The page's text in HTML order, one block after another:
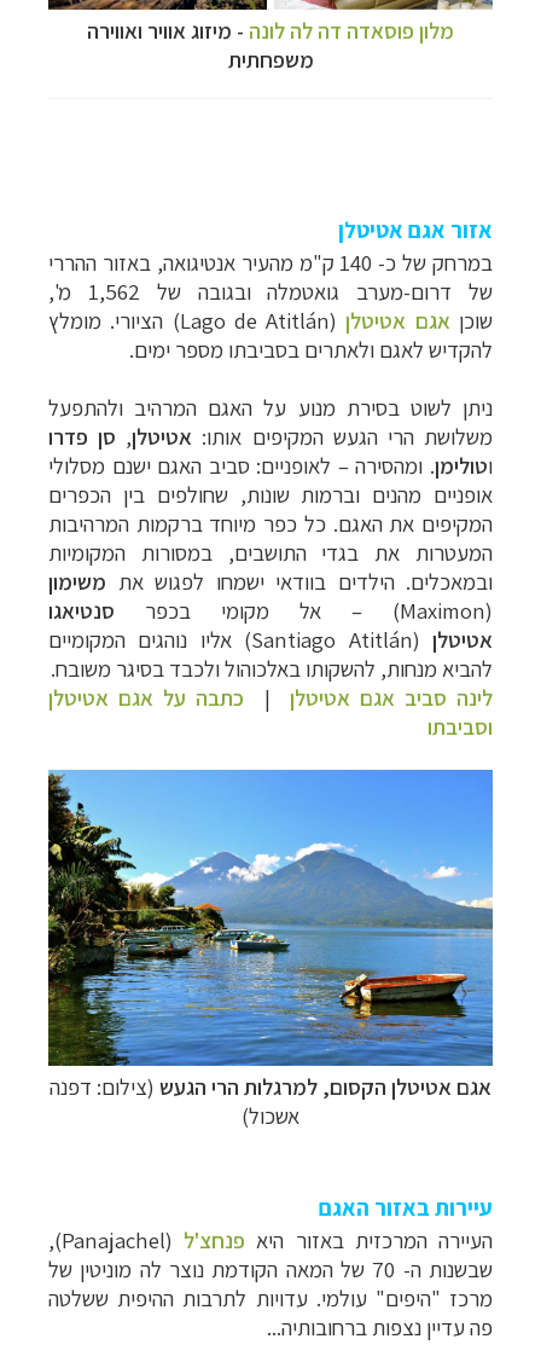
מלון פוסאדה דה לה לונה - מיזוג אוויר ואווירה
משפחתית
אזור אגם אטיטלן
במרחק של כ- 140 ק"מ מהעיר אנטיגואה, באזור ההררי
של דרום-מערב גואטמלה ובגובה של 1,562 מ',
שוכן אגם אטיטלן(
Lago de Atitlán) הציורי. מומלץ
להקדיש לאגם ולאתרים בסביבתו מספר ימים.
ניתן לשוט בסירת מנוע על האגם המרהיב ולהתפעל
משלושת הרי הגעש המקיפים אותו: אטיטלן, סן פדרו
וטולימן. ומהסירה – לאופניים: סביב האגם ישנם מסלולי
אופניים מהנים וברמות שונות, שחולפים בין הכפרים
המקיפים את האגם. כל כפר מיוחד ברקמות המרהיבות
המעטרות את בגדי התושבים, במסורות המקומיות
ובמאכלים. הילדים בוודאי ישמחו לפגוש את משימון
(
Maximon) – אל מקומי בכפר סנטיאגו
אטיטלן(Santiago
Atitlán
) אליו נוהגים המקומיים
להביא מנחות, להשקותו באלכוהול ולכבד בסיגר משובח.
לינה סביב אגם אטיטלן | כתבה על אגם אטיטלן
וסביבתו
אגם אטיטלן הקסום, למרגלות הרי הגעש (צילום: דפנה
אשכול)
עיירות באזור האגם
העיירה המרכזית באזור היא פנחצ'ל (
Panajachel
),
שבשנות ה- 70 של המאה הקודמת נוצר לה מוניטין של
מרכז "היפים" עולמי. עדויות לתרבות ההיפית ששלטה
פה עדיין נצפות ברחובותיה...